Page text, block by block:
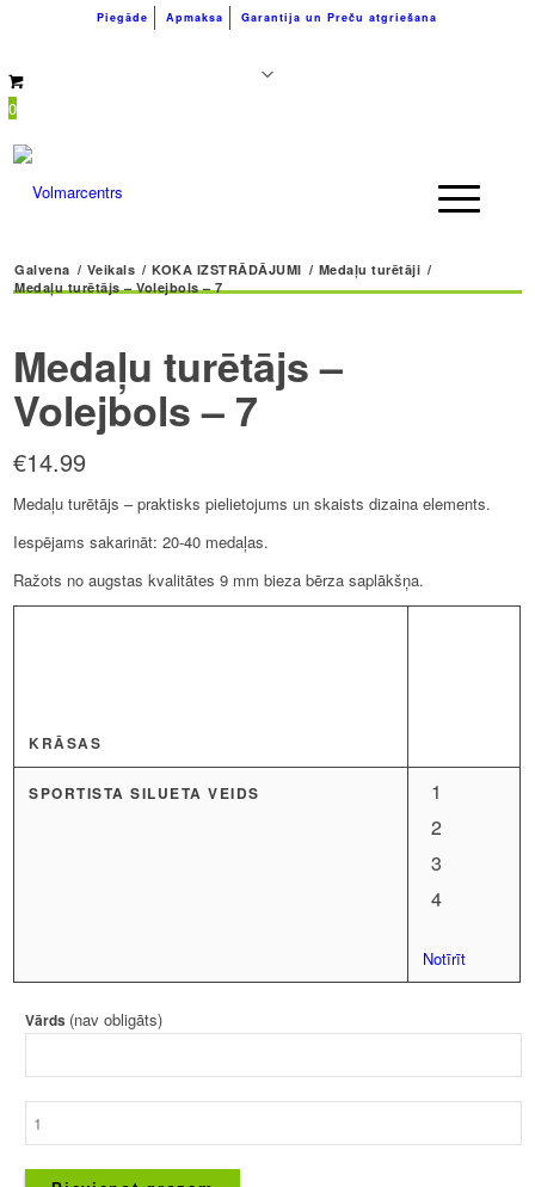
Piegāde Apmaksa Garantija un Preču atgriešana
0
Galvena / Veikals / KOKA IZSTRĀDĀJUMI / Medaļu turētāji /
Medaļu turētājs – Volejbols – 7
Medaļu turētājs –
Volejbols – 7
€14.99
Medaļu turētājs – praktisks pielietojums un skaists dizaina elements.
Iespējams sakarināt: 20-40 medaļas.
Ražots no augstas kvalitātes 9 mm bieza bērza saplākšņa.
KRĀSAS
SPORTISTA SILUETA VEIDS
1
2
3
4
Notīrīt
Vārds (nav obligāts)